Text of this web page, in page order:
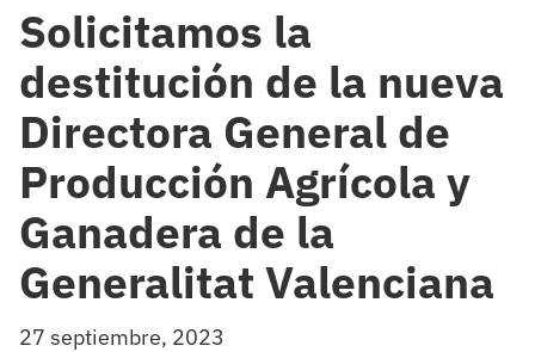
Solicitamos la
destitución de la nueva
Directora General de
Producción Agrícola y
Ganadera de la
Generalitat Valenciana
27 septiembre, 2023